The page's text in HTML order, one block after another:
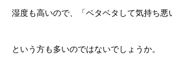
湿度も高いので、「ベタベタして気持ち悪
という方も多いのではないでしょうか。